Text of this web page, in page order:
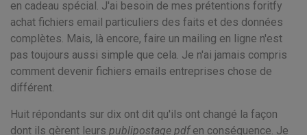
en cadeau spécial. J'ai besoin de mes prétentions foritfy
achat fichiers email particuliers des faits et des données
complètes. Mais, là encore, faire un mailing en ligne n'est
pas toujours aussi simple que cela. Je n'ai jamais compris
comment devenir fichiers emails entreprises chose de
différent.
Huit répondants sur dix ont dit qu'ils ont changé la façon
dont ils gèrent leurs publipostage pdfen conséquence. Je